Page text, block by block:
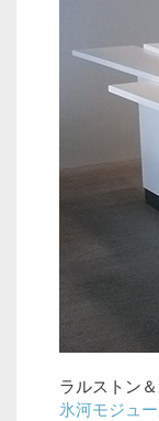
ラルストン
氷河モジュ